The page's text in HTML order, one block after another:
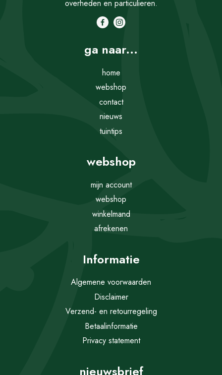
overheden en particulieren.
ga naar...
home
webshop
contact
nieuws
tuintips
webshop
mijn account
webshop
winkelmand
afrekenen
Informatie
Algemene voorwaarden
Disclaimer
Verzend- en retourregeling
Betaalinformatie
Privacy statement
nieuwsbrief